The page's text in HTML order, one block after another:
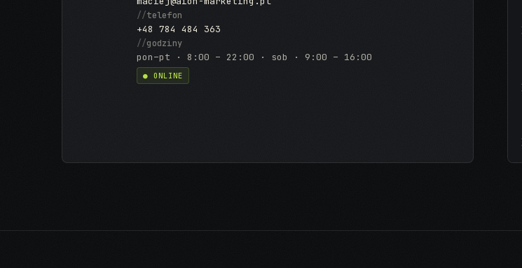
//telefon
+48 784 484 363
//godziny
pon–pt · 8:00 – 22:00 · sob · 9:00 – 16:00
● ONLINE